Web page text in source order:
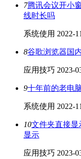
7腾讯会议开小
线时长吗
系统使用 2022-
8谷歌浏览器国
应用技巧 2023-
9十年前的老电
系统使用 2022-
10文件夹直接显
显示
应用技巧 2023-